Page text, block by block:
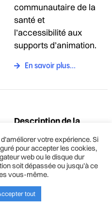
communautaire de la
santé et
l’accessibilité aux
supports d’animation.
En savoir plus...
Description de la
Cette plateforme
consacrée à la
gestion du tabagisme
permet de se
familiariser à
votre expérience. Si
pour accepter les cookies,
web ou le disque dur
soit dépassée ou jusqu’à ce
vous-même.
tout